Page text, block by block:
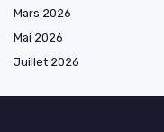
Mars 2026
Mai 2026
Juillet 2026